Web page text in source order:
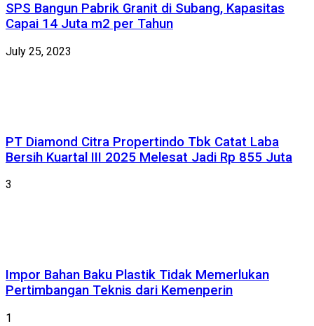
SPS Bangun Pabrik Granit di Subang, Kapasitas
Capai 14 Juta m2 per Tahun
July 25, 2023
PT Diamond Citra Propertindo Tbk Catat Laba
Bersih Kuartal III 2025 Melesat Jadi Rp 855 Juta
3
Impor Bahan Baku Plastik Tidak Memerlukan
Pertimbangan Teknis dari Kemenperin
1